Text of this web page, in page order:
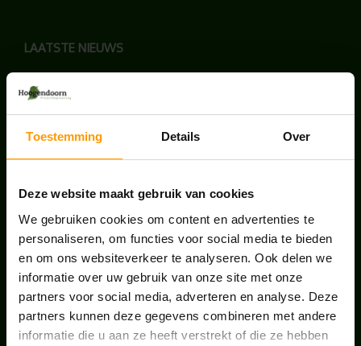
Toestemming Details Over
Deze website maakt gebruik van cookies
We gebruiken cookies om content en advertenties te
personaliseren, om functies voor social media te bieden
en om ons websiteverkeer te analyseren. Ook delen we
informatie over uw gebruik van onze site met onze
partners voor social media, adverteren en analyse. Deze
partners kunnen deze gegevens combineren met andere
informatie die u aan ze heeft verstrekt of die ze hebben
LAATSTE NIEUWS
augustus 7, 2026
UNION HOUSE UTRECHT
ONS TEAM GROEIT VERDER
juni 17, 2026